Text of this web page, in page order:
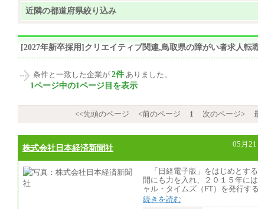
近隣の都道府県絞り込み
[2027年新卒採用]クリエイティブ関連,鳥取県の障がい者求人転
条件と一致した企業が 2件 ありました。
1ページ中の1ページ目を表示
<<先頭のページ
<前のページ 1 次のページ>
株式会社日本経済新聞社 05月
「日経電子版」をはじめとす
開にも力を入れ、２０１５年に
ャル・タイムズ（FT）を発行す
続きを読む